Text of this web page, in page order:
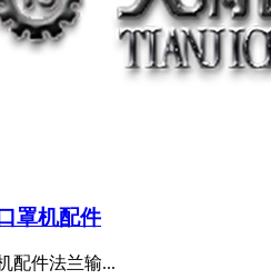
罩机配件
配件法兰输...